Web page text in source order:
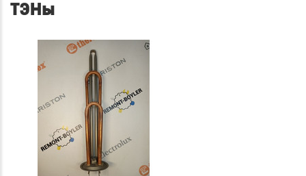
ТЭНы